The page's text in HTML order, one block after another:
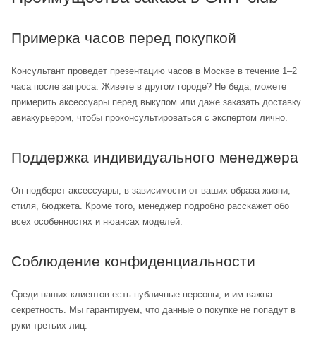
Примерка часов перед покупкой
Консультант проведет презентацию часов в Москве в течение 1–2
часа после запроса. Живете в другом городе? Не беда, можете
примерить аксессуары перед выкупом или даже заказать доставку
авиакурьером, чтобы проконсультироваться с экспертом лично.
Поддержка индивидуального менеджера
Он подберет аксессуары, в зависимости от ваших образа жизни,
стиля, бюджета. Кроме того, менеджер подробно расскажет обо
всех особенностях и нюансах моделей.
Соблюдение конфиденциальности
Среди наших клиентов есть публичные персоны, и им важна
секретность. Мы гарантируем, что данные о покупке не попадут в
руки третьих лиц.